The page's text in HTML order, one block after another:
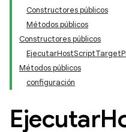
Constructores públicos
Métodos públicos
Constructores públicos
Métodos públicos
configuración
Ejecutar